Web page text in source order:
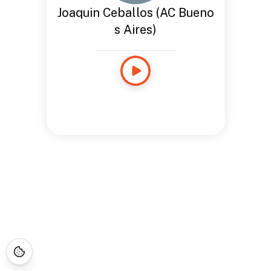
Joaquin Ceballos (AC Bueno
s Aires)